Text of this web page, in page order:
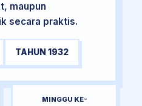
maupun
secara praktis.
TAHUN 1932
MINGGU KE-